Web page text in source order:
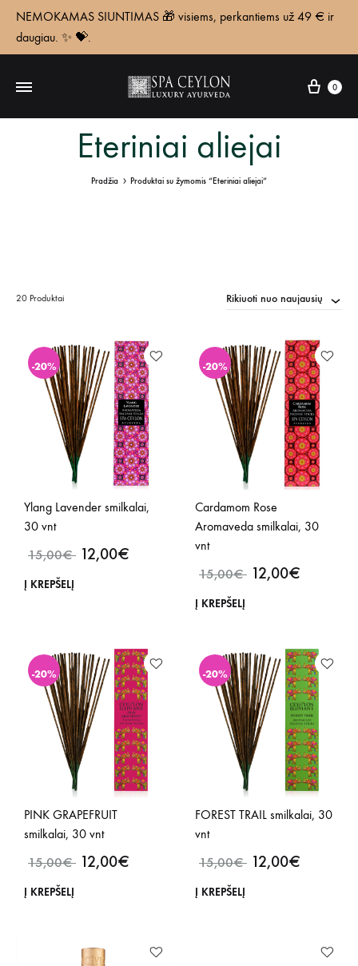
NEMOKAMAS SIUNTIMAS 🎁 visiems, perkantiems už 49 € ir
daugiau. ✨ 💝.
0
Eteriniai aliejai
Pradžia Produktai su žymomis “Eteriniai aliejai”
20 Produktai Rikiuoti nuo naujausių
-20%
Ylang Lavender smilkalai,
30 vnt
15,00€ 12,00€
Į KREPŠELĮ
-20%
Cardamom Rose
Aromaveda smilkalai, 30
vnt
15,00€ 12,00€
Į KREPŠELĮ
-20%
PINK GRAPEFRUIT
smilkalai, 30 vnt
15,00€ 12,00€
Į KREPŠELĮ
-20%
FOREST TRAIL smilkalai, 30
vnt
15,00€ 12,00€
Į KREPŠELĮ